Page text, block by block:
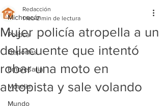
Michoacán
Política
Deportes
Empresarial
Morelia
Mundo
Mujer policía atropella a un
delincuente que intentó
robar una moto en
autopista y sale volando
Redacción
1 feb 2 min de lectura